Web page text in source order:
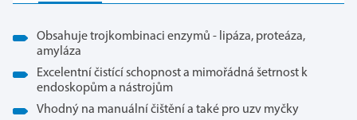
Obsahuje trojkombinaci enzymů - lipáza, proteáza,
amyláza
Excelentní čistící schopnost a mimořádná šetrnost k
endoskopům a nástrojům
Vhodný na manuální čištění a také pro uzv myčky